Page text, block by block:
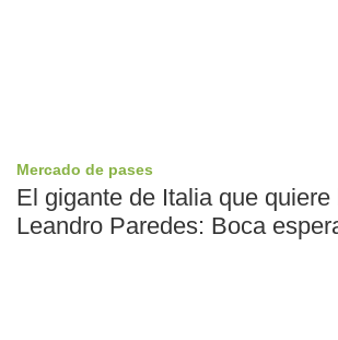
Mercado de pases
El gigante de Italia que quiere
Leandro Paredes: Boca